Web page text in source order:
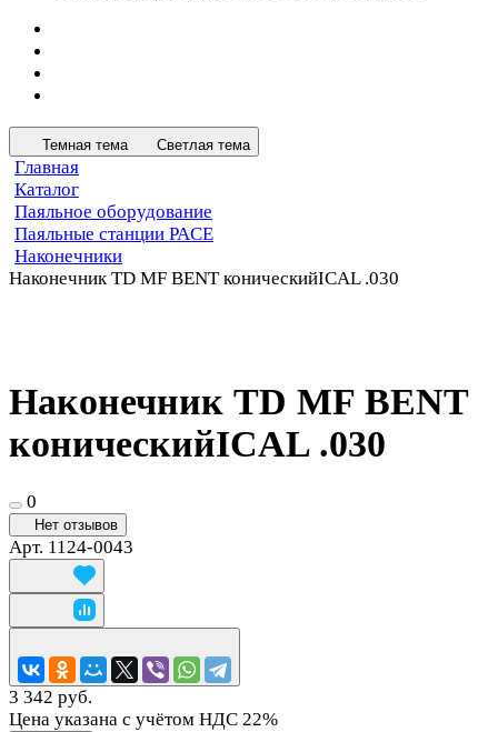
Темная тема Светлая тема
Главная
Каталог
Паяльное оборудование
Паяльные станции PACE
Наконечники
Наконечник TD MF BENT коническийICAL .030
Наконечник TD MF BENT
коническийICAL .030
0
Нет отзывов
Арт. 1124-0043
3 342 руб.
Цена указана с учётом НДС 22%